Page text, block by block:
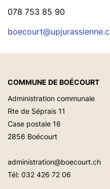
078 753 85 90
COMMUNE DE BOÉCOURT
Administration communale
Rte de Séprais 11
Case postale 16
2856 Boécourt
administration@boecourt.ch
Tél: 032 426 72 06